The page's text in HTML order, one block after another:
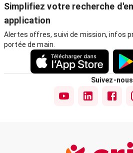
Simplifiez votre recherche
application
Alertes offres, suivi de mission, infos
portée de main.
Suivez-nous